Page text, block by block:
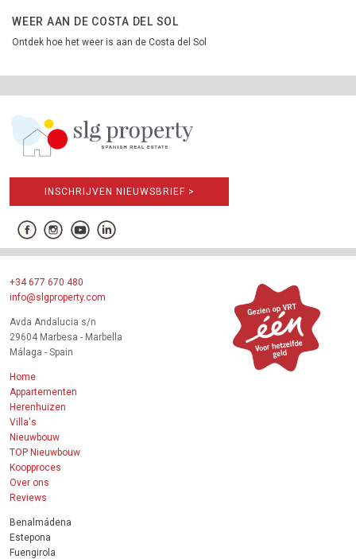
WEER AAN DE COSTA DEL SOL
Ontdek hoe het weer is aan de Costa del Sol
INSCHRIJVEN NIEUWSBRIEF >
+34 677 670 480
info@slgproperty.com
Avda Andalucia s/n
29604 Marbesa - Marbella
Málaga - Spain
Home
Appartementen
Herenhuizen
Villa's
Nieuwbouw
TOP Nieuwbouw
Koopproces
Over ons
Reviews
Benalmádena
Estepona
Fuengirola